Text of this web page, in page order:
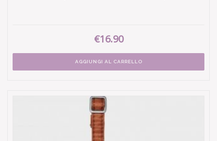
€16.90
AGGIUNGI AL CARRELLO